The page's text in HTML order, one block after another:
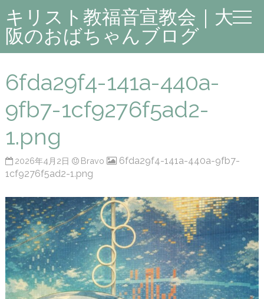
キリスト教福音宣教会｜大
阪のおばちゃんブログ
6fda29f4-141a-440a-
9fb7-1cf9276f5ad2-
1.png
2026年4月2日 Bravo
6fda29f4-141a-440a-9fb7-
1cf9276f5ad2-1.png